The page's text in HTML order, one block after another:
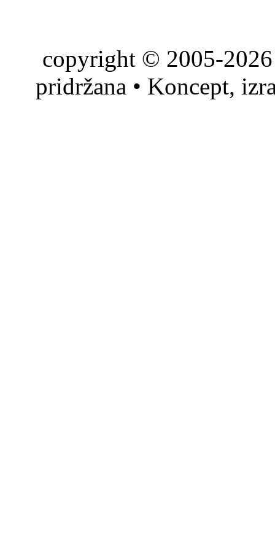
copyright © 2005-
pridržana • Koncept,